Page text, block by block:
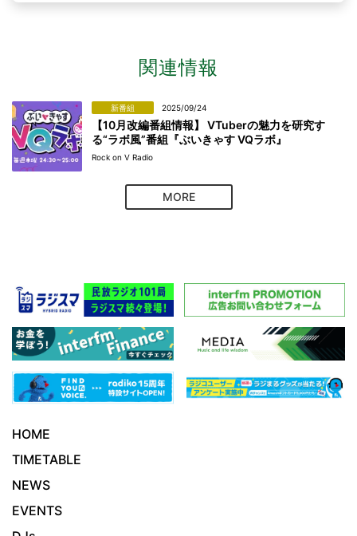
関連情報
新番組 2025/09/24
【10月改編番組情報】 VTuberの魅力を研究す
る“ラボ風”番組『ぶいきゃす VQラボ』
Rock on V Radio
MORE
HOME
TIMETABLE
NEWS
EVENTS